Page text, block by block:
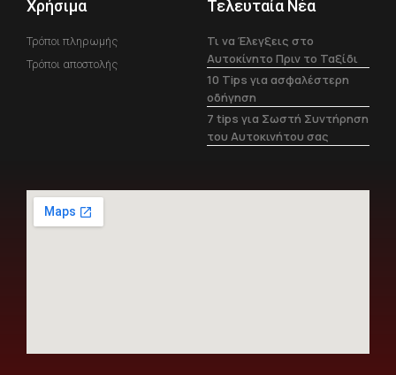
Χρήσιμα
Τρόποι πληρωμής
Τρόποι αποστολής
Τελευταία Νέα
Τι να Έλεγξεις στο
Αυτοκίνητο Πριν το Ταξίδι
10 Tips για ασφαλέστερη
οδήγηση
7 tips για Σωστή Συντήρηση
του Αυτοκινήτου σας